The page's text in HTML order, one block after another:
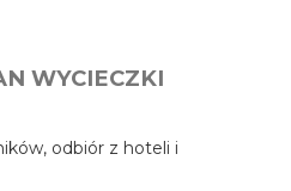
WYCIECZKI
odbiór z hoteli i